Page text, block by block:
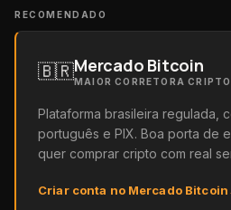
RECOMENDADO
🇧🇷Mercado Bitcoin
MAIOR CORRETORA
Plataforma brasileira regulada,
português e PIX. Boa porta de
quer comprar cripto com real
Criar conta no Mercado Bitcoin